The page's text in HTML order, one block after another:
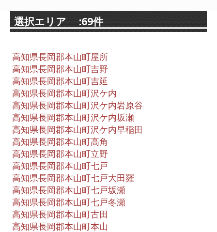
選択エリア :69件
高知県長岡郡本山町屋所
高知県長岡郡本山町吉野
高知県長岡郡本山町吉延
高知県長岡郡本山町沢ケ内
高知県長岡郡本山町沢ケ内岩原谷
高知県長岡郡本山町沢ケ内坂瀬
高知県長岡郡本山町沢ケ内早稲田
高知県長岡郡本山町高角
高知県長岡郡本山町立野
高知県長岡郡本山町七戸
高知県長岡郡本山町七戸大田羅
高知県長岡郡本山町七戸坂瀬
高知県長岡郡本山町七戸冬瀬
高知県長岡郡本山町古田
高知県長岡郡本山町本山